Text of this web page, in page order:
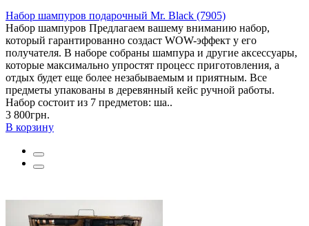
Набор шампуров подарочный Mr. Black (7905)
Набор шампуров Предлагаем вашему вниманию набор,
который гарантированно создаст WOW-эффект у его
получателя. В наборе собраны шампура и другие аксессуары,
которые максимально упростят процесс приготовления, а
отдых будет еще более незабываемым и приятным. Все
предметы упакованы в деревянный кейс ручной работы.
Набор состоит из 7 предметов: ша..
3 800грн.
В корзину